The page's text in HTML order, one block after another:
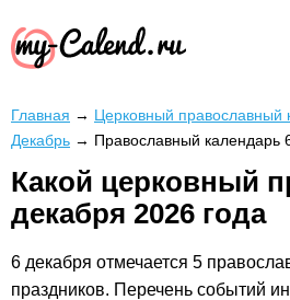
Главная → Церковный православный
Декабрь → Православный календарь
Какой церковный
декабря 2026 года
6 декабря отмечается 5
праздников. Перечень событий